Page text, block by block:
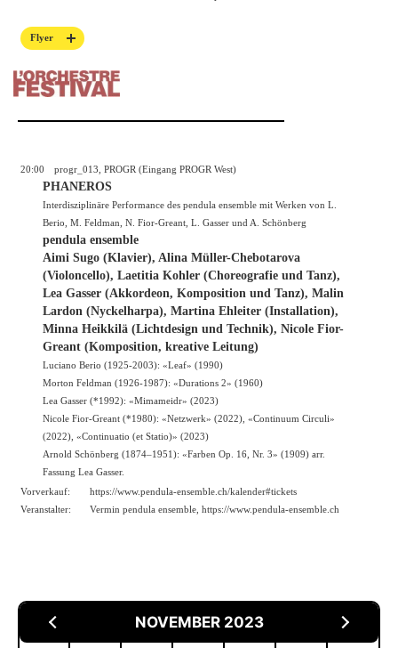
Flyer
20:00 progr_013, PROGR (Eingang PROGR West)
PHANEROS
Interdisziplinäre Performance des pendula ensemble mit Werken von L.
Berio, M. Feldman, N. Fior-Greant, L. Gasser und A. Schönberg
pendula ensemble
Aimi Sugo (Klavier), Alina Müller-Chebotarova
(Violoncello), Laetitia Kohler (Choreografie und Tanz),
Lea Gasser (Akkordeon, Komposition und Tanz), Malin
Lardon (Nyckelharpa), Martina Ehleiter (Installation),
Minna Heikkilä (Lichtdesign und Technik), Nicole Fior-
Greant (Komposition, kreative Leitung)
Luciano Berio (1925-2003): «Leaf» (1990)
Morton Feldman (1926-1987): «Durations 2» (1960)
Lea Gasser (*1992): «Mimameidr» (2023)
Nicole Fior-Greant (*1980): «Netzwerk» (2022), «Continuum Circuli»
(2022), «Continuatio (et Statio)» (2023)
Arnold Schönberg (1874–1951): «Farben Op. 16, Nr. 3» (1909) arr.
Fassung Lea Gasser.
Vorverkauf:
https://www.pendula-ensemble.ch/kalender#tickets
Veranstalter:
Vermin pendula ensemble, https://www.pendula-ensemble.ch
NOVEMBER 2023